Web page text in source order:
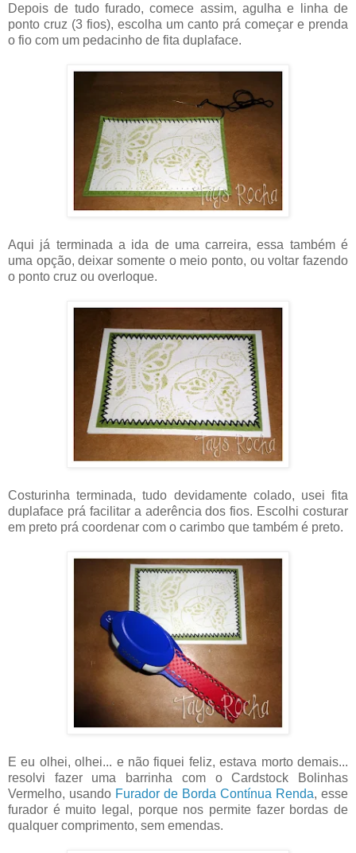
Depois de tudo furado, comece assim, agulha e linha de
ponto cruz (3 fios), escolha um canto prá começar e prenda
o fio com um pedacinho de fita duplaface.
Aqui já terminada a ida de uma carreira, essa também é
uma opção, deixar somente o meio ponto, ou voltar fazendo
o ponto cruz ou overloque.
Costurinha terminada, tudo devidamente colado, usei fita
duplaface prá facilitar a aderência dos fios. Escolhi costurar
em preto prá coordenar com o carimbo que também é preto.
E eu olhei, olhei... e não fiquei feliz, estava morto demais...
resolvi fazer uma barrinha com o Cardstock Bolinhas
Vermelho, usando Furador de Borda Contínua Renda, esse
furador é muito legal, porque nos permite fazer bordas de
qualquer comprimento, sem emendas.